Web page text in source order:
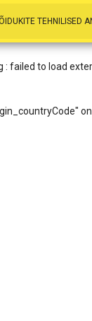
: failed to load
TEHNILISED